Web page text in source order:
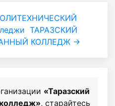
ТАРАЗСКИЙ
КОЛЛЕДЖ →
«Таразский
, старайтесь